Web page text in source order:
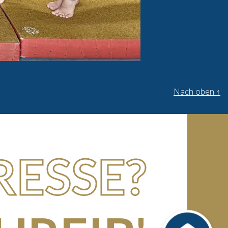
Nach oben ↑